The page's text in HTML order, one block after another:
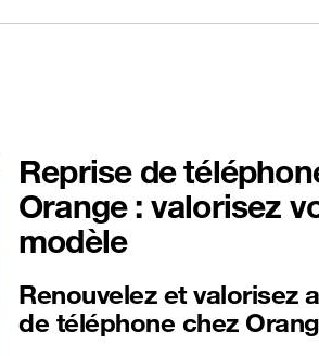
Reprise de
Orange : valorisez
modèle
Renouvelez et valorisez
de téléphone chez